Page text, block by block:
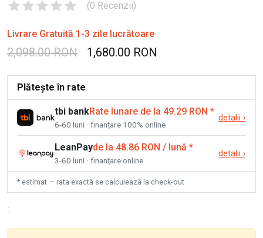
(0 Recenzii)
Livrare Gratuită 1-3 zile lucrătoare
2,098.00 RON 1,680.00 RON
Plătește în rate
tbi bankRate lunare de la 49.29 RON *
6-60 luni · finanțare 100% online
detalii ›
LeanPayde la 48.86 RON / lună *
3-60 luni · finanțare online
detalii ›
* estimat — rata exactă se calculează la check-out
: